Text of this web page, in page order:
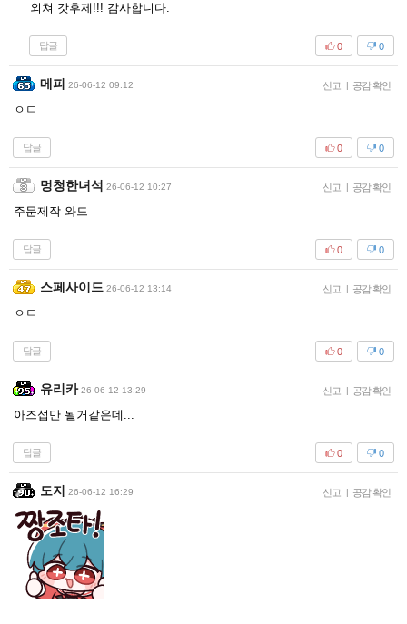
외쳐 갓후제!!! 감사합니다.
답글 0
0
메피 26-06-12 09:12 신고 | 공감 확인
ㅇㄷ
답글 0
0
멍청한녀석 26-06-12 10:27 신고 | 공감 확인
주문제작 와드
답글 0
0
스페사이드 26-06-12 13:14 신고 | 공감 확인
ㅇㄷ
답글 0
0
유리카 26-06-12 13:29 신고 | 공감 확인
아즈섭만 될거같은데...
답글 0
0
도지 26-06-12 16:29 신고 | 공감 확인